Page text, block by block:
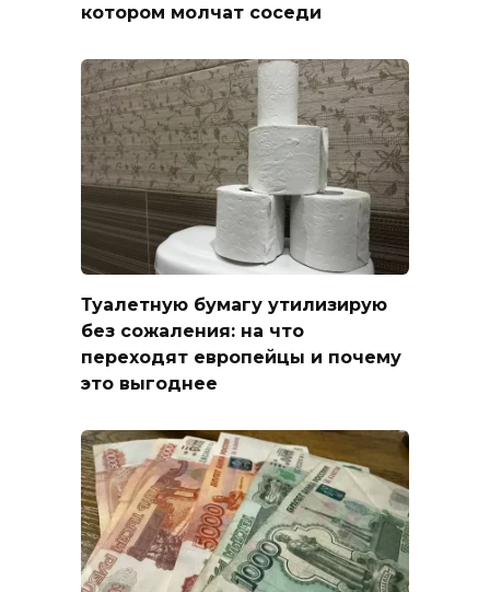
котором молчат соседи
Туалетную бумагу утилизирую
без сожаления: на что
переходят европейцы и почему
это выгоднее